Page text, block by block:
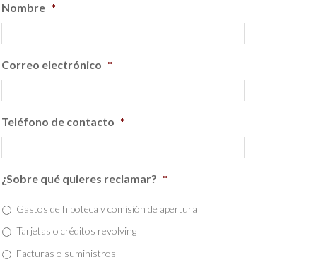
Nombre *
Correo electrónico *
Teléfono de contacto *
¿Sobre qué quieres reclamar? *
Gastos de hipoteca y comisión de apertura
Tarjetas o créditos revolving
Facturas o suministros